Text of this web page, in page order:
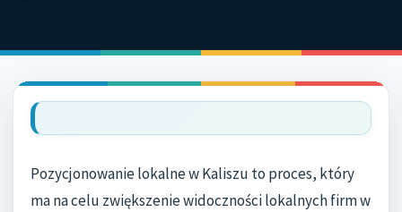
Pozycjonowanie lokalne w Kaliszu to proces, który
ma na celu zwiększenie widoczności lokalnych firm w